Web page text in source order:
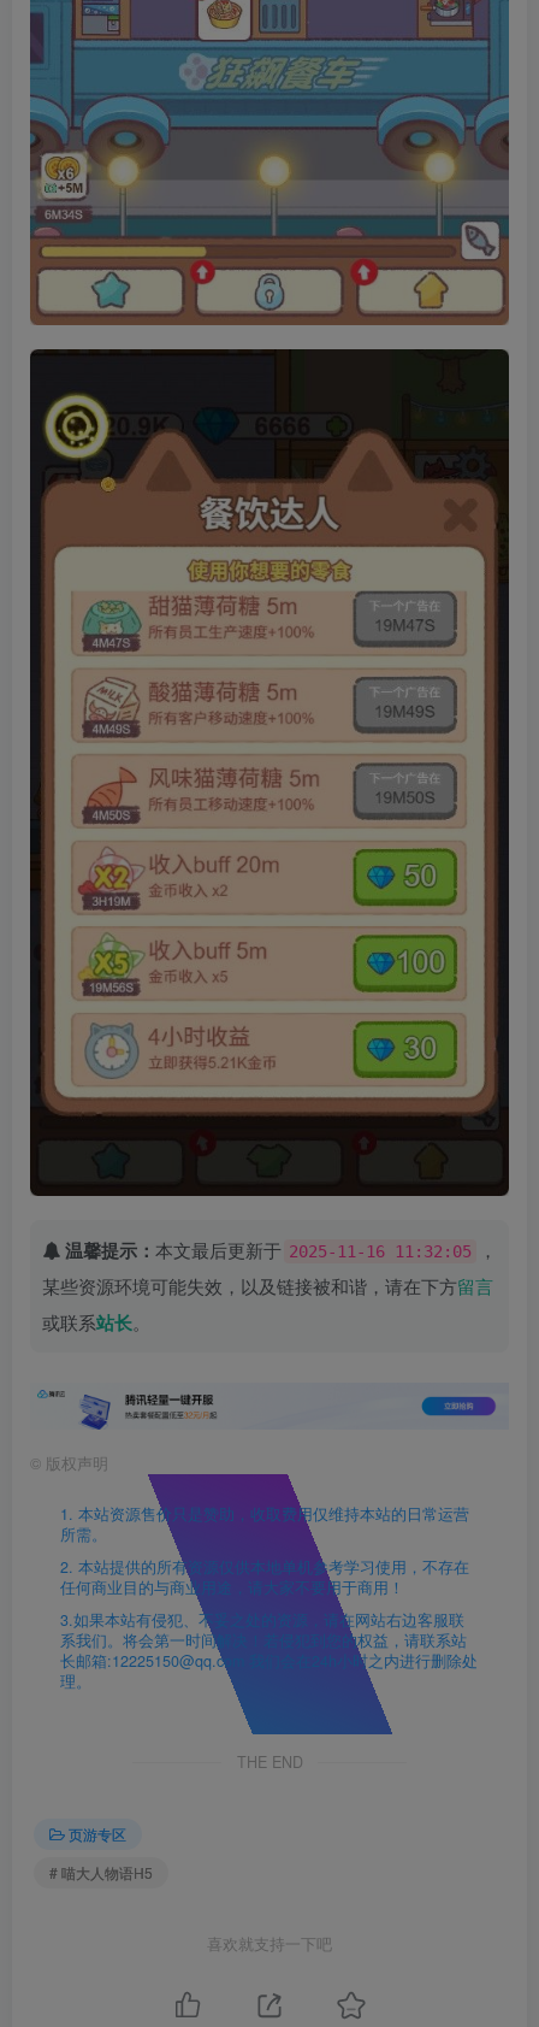
温馨提示： 本文最后更新于 2025-11-16 11:32:05
，
某些资源环境可能失效，以及链接被和谐，请在下方留言
或联系站长。
© 版权声明
1. 本站资源售价只是赞助，收取费用仅维持本站的日常运营
所需。
2. 本站提供的所有资源仅供本地单机参考学习使用，不存在
任何商业目的与商业用途，请大家不要用于商用！
3.如果本站有侵犯、不妥之处的资源，请在网站右边客服联
系我们。将会第一时间解决！若侵犯到您的权益，请联系站
长邮箱:12225150@qq.com 我们会在24h小时之内进行删除处
理。
THE END
页游专区
# 喵大人物语H5
喜欢就支持一下吧